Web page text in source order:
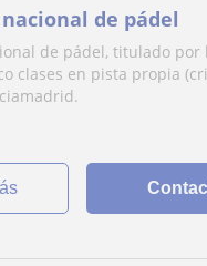
de pádel
de pádel, titulado por
clases en pista propia